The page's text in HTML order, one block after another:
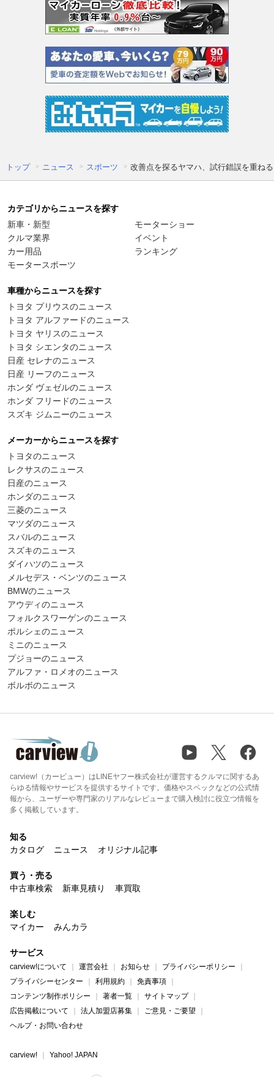
トップ ニュース スポーツ 改善点を探るヤマハ、試行錯誤を重ね
カテゴリからニュースを探す
新車・新型
クルマ業界
カー用品
モータースポーツ
モーターショー
イベント
ランキング
車種からニュースを探す
トヨタ プリウスのニュース
トヨタ アルファードのニュース
トヨタ ヤリスのニュース
トヨタ シエンタのニュース
日産 セレナのニュース
日産 リーフのニュース
ホンダ ヴェゼルのニュース
ホンダ フリードのニュース
スズキ ジムニーのニュース
メーカーからニュースを探す
トヨタのニュース
レクサスのニュース
日産のニュース
ホンダのニュース
三菱のニュース
マツダのニュース
スバルのニュース
スズキのニュース
ダイハツのニュース
メルセデス・ベンツのニュース
BMWのニュース
アウディのニュース
フォルクスワーゲンのニュース
ポルシェのニュース
ミニのニュース
プジョーのニュース
アルファ・ロメオのニュース
ボルボのニュース
carview!（カービュー）はLINEヤフー株式会社が運営するクルマに関するあ
らゆる情報やサービスを提供するサイトです。価格やスペックなどの公式情
報から、ユーザーや専門家のリアルなレビューまで購入検討に役立つ情報を
多く掲載しています。
知る
カタログ
ニュース オリジナル記事
買う・売る
中古車検索
新車見積り 車買取
楽しむ
マイカー
みんカラ
サービス
carview!について 運営会社 お知らせ
プライバシーポリシー
プライバシーセンター
利用規約
免責事項
コンテンツ制作ポリシー
著者一覧
サイトマップ
広告掲載について
法人加盟店募集
ご意見・ご要望
ヘルプ・お問い合わせ
carview! Yahoo! JAPAN